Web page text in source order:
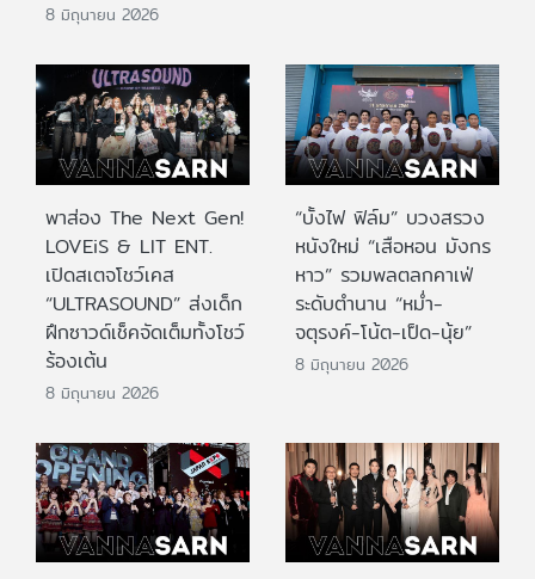
8 มิถุนายน 2026
พาส่อง The Next Gen!
LOVEiS & LIT ENT.
เปิดสเตจโชว์เคส
“ULTRASOUND” ส่งเด็ก
ฝึกซาวด์เช็คจัดเต็มทั้งโชว์
ร้องเต้น
8 มิถุนายน 2026
“บั้งไฟ ฟิล์ม” บวงสรวง
หนังใหม่ “เสือหอน มังกร
หาว” รวมพลตลกคาเฟ่
ระดับตำนาน “หม่ำ-
จตุรงค์-โน้ต-เป็ด-นุ้ย”
8 มิถุนายน 2026